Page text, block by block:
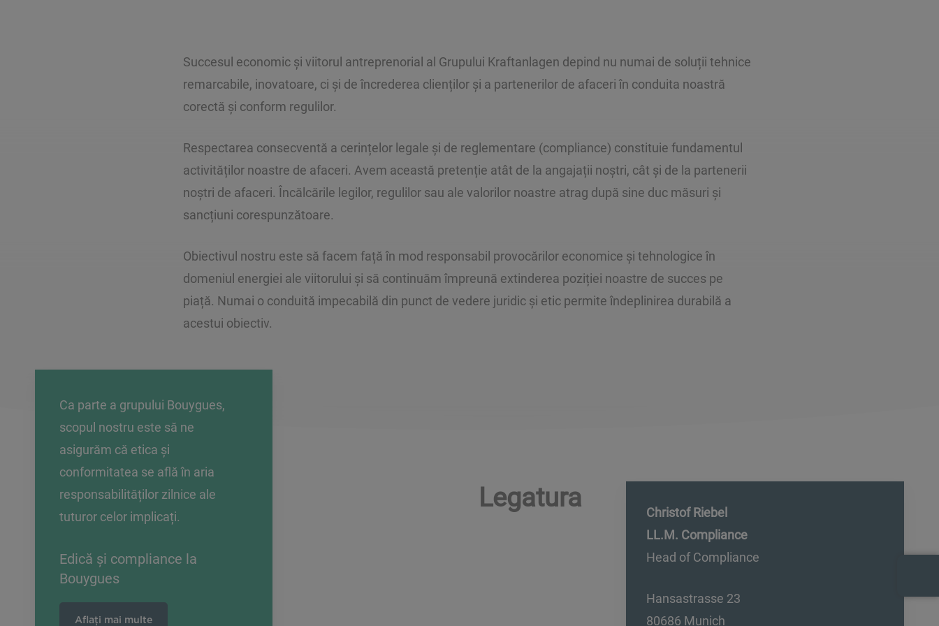
Succesul economic și viitorul antreprenorial al Grupului Kraftanlagen depind nu numai de soluții tehnice
remarcabile, inovatoare, ci și de încrederea clienților și a partenerilor de afaceri în conduita noastră
corectă și conform regulilor.
Respectarea consecventă a cerințelor legale și de reglementare (compliance) constituie fundamentul
activităților noastre de afaceri. Avem această pretenție atât de la angajații noștri, cât și de la partenerii
noștri de afaceri. Încălcările legilor, regulilor sau ale valorilor noastre atrag după sine duc măsuri și
sancțiuni corespunzătoare.
Obiectivul nostru este să facem față în mod responsabil provocărilor economice și tehnologice în
domeniul energiei ale viitorului și să continuăm împreună extinderea poziției noastre de succes pe
piață. Numai o conduită impecabilă din punct de vedere juridic și etic permite îndeplinirea durabilă a
acestui obiectiv.
Ca parte a grupului Bouygues,
scopul nostru este să ne
asigurăm că etica și
conformitatea se află în aria
responsabilităților zilnice ale
tuturor celor implicați.
Edică și compliance la
Bouygues
Aflați mai multe
Legatura
Christof Riebel
LL.M. Compliance
Head of Compliance
Hansastrasse 23
80686 Munich